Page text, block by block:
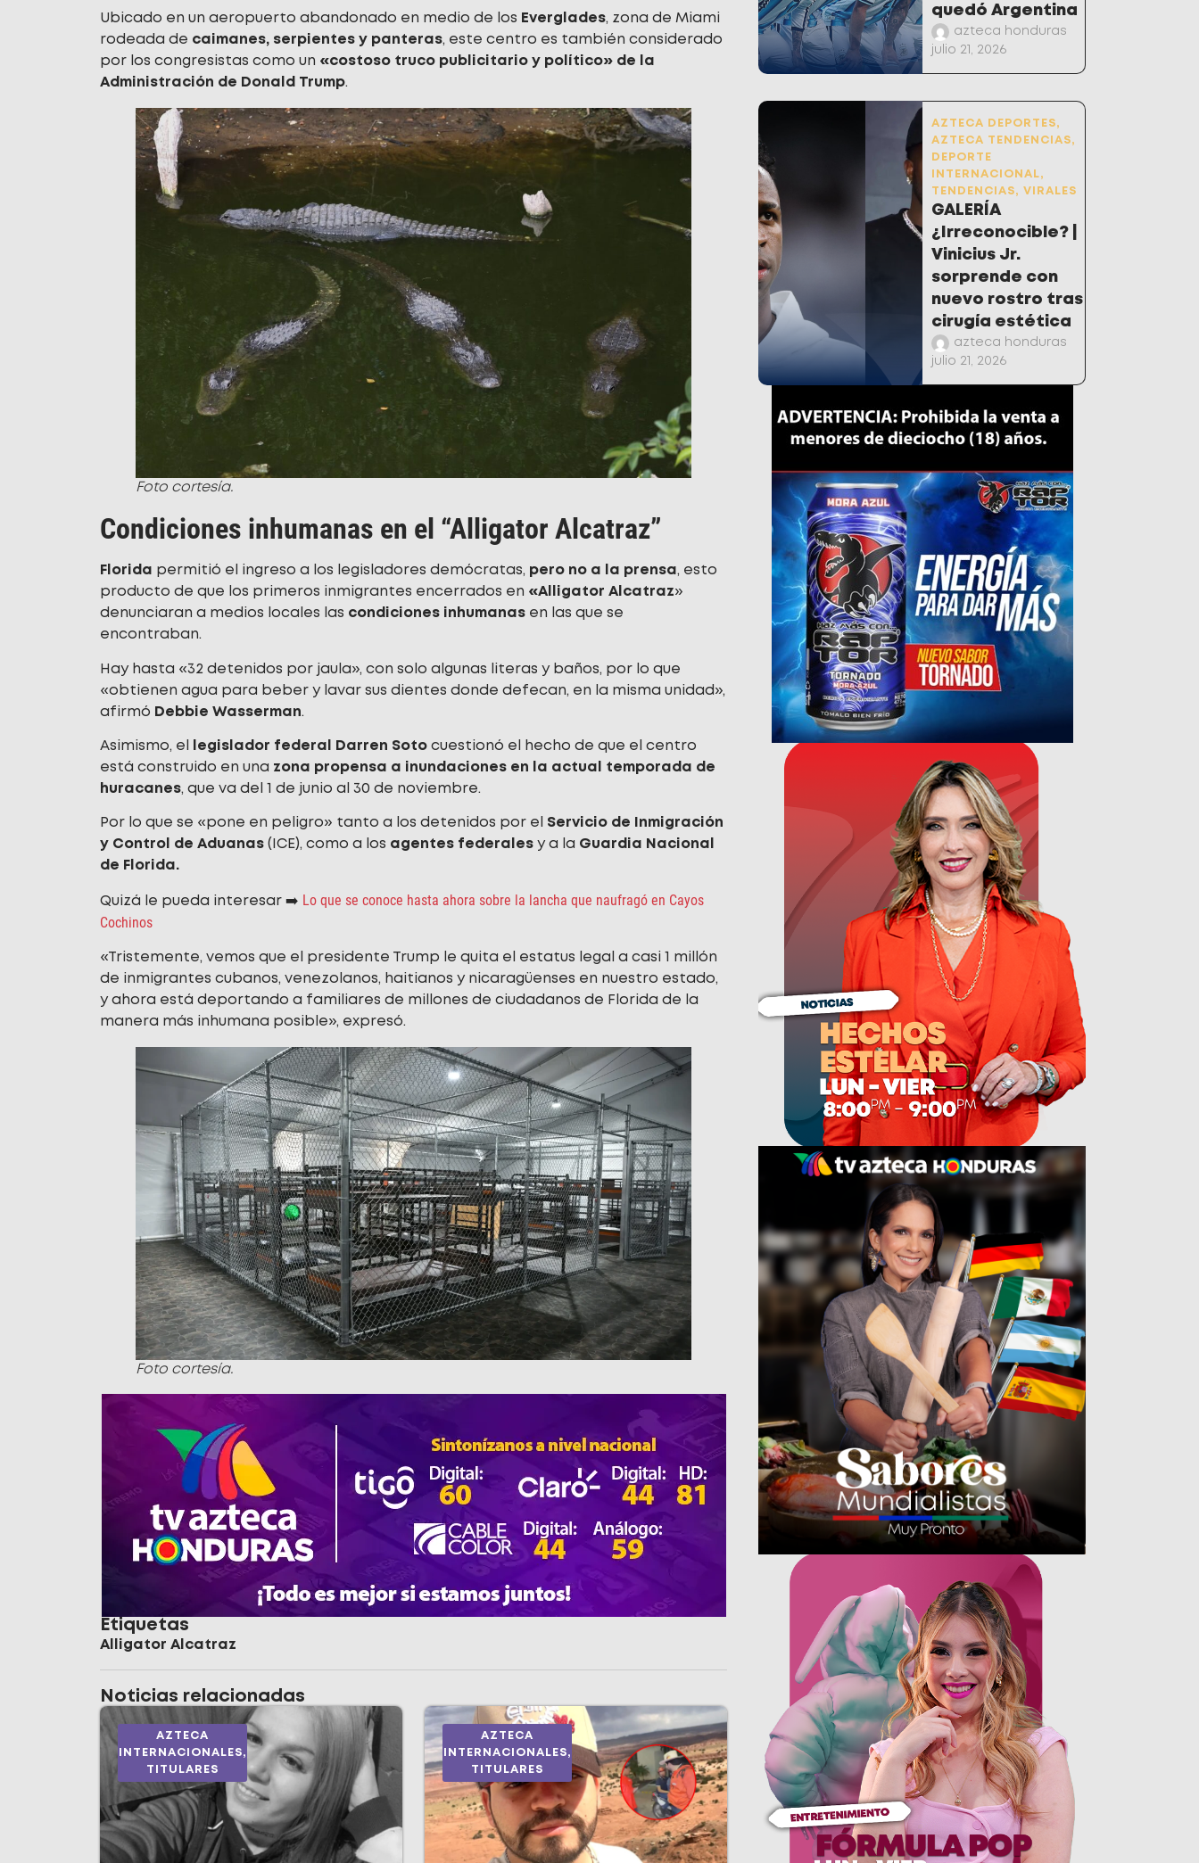
Ubicado en un aeropuerto abandonado en medio de los Everglades, zona de Miami
rodeada de caimanes, serpientes y panteras, este centro es también considerado
por los congresistas como un «costoso truco publicitario y político» de la
Administración de Donald Trump.
Foto cortesía.
Condiciones inhumanas en el “Alligator Alcatraz”
Florida permitió el ingreso a los legisladores demócratas, pero no a la prensa, esto
producto de que los primeros inmigrantes encerrados en «Alligator Alcatraz»
denunciaran a medios locales las condiciones inhumanas en las que se
encontraban.
Hay hasta «32 detenidos por jaula», con solo algunas literas y baños, por lo que
«obtienen agua para beber y lavar sus dientes donde defecan, en la misma unidad»,
afirmó Debbie Wasserman.
Asimismo, el legislador federal Darren Soto cuestionó el hecho de que el centro
está construido en una zona propensa a inundaciones en la actual temporada de
huracanes, que va del 1 de junio al 30 de noviembre.
Por lo que se «pone en peligro» tanto a los detenidos por el Servicio de Inmigración
y Control de Aduanas (ICE), como a los agentes federales y a la Guardia Nacional
de Florida.
Quizá le pueda interesar ➡️ Lo que se conoce hasta ahora sobre la lancha que naufragó en Cayos
Cochinos
«Tristemente, vemos que el presidente Trump le quita el estatus legal a casi 1 millón
de inmigrantes cubanos, venezolanos, haitianos y nicaragüenses en nuestro estado,
y ahora está deportando a familiares de millones de ciudadanos de Florida de la
manera más inhumana posible», expresó.
Foto cortesía.
Etiquetas
Alligator Alcatraz
Noticias relacionadas
AZTECA
INTERNACIONALES,
TITULARES
AZTECA
INTERNACIONALES,
TITULARES
quedó Argentina
azteca honduras
julio 21, 2026
AZTECA DEPORTES,
AZTECA TENDENCIAS,
DEPORTE
INTERNACIONAL,
TENDENCIAS, VIRALES
GALERÍA
¿Irreconocible? |
Vinicius Jr.
sorprende con
nuevo rostro tras
cirugía estética
azteca honduras
julio 21, 2026